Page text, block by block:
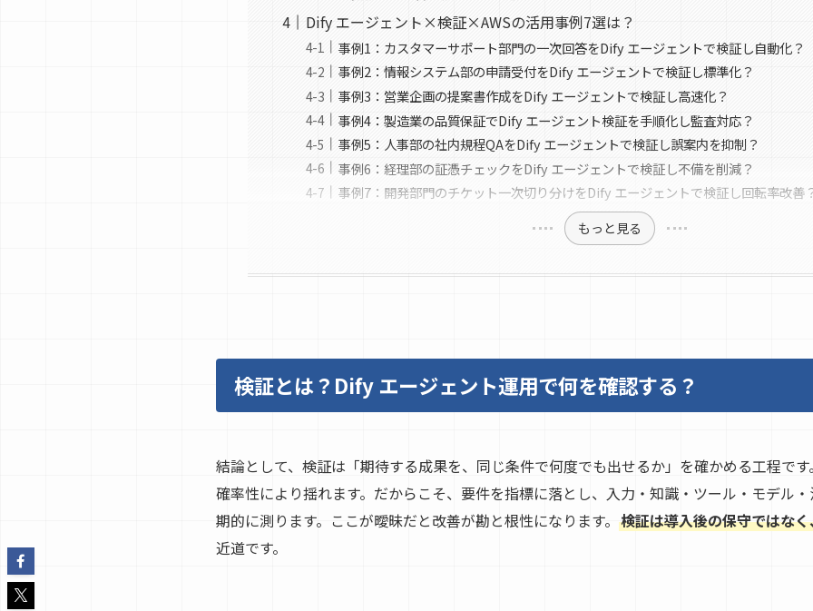
Dify エージェント×検証×AWSの活用事例7選は？
事例1：カスタマーサポート部門の一次回答をDify エージェントで検証し自動化？
事例2：情報システム部の申請受付をDify エージェントで検証し標準化？
事例3：営業企画の提案書作成をDify エージェントで検証し高速化？
事例4：製造業の品質保証でDify エージェント検証を手順化し監査対応？
事例5：人事部の社内規程QAをDify エージェントで検証し誤案内を抑制？
事例6：経理部の証憑チェックをDify エージェントで検証し不備を削減？
事例7：開発部門のチケット一次切り分けをDify エージェントで検証し回転率改善
もっと見る
検証とは？Dify エージェント運用で何を確認する？
結論として、検証は「期待する成果を、同じ条件で何度でも出せるか」を確かめる工程で
確率性により揺れます。だからこそ、要件を指標に落とし、入力・知識・ツール・モデル
期的に測ります。ここが曖昧だと改善が勘と根性になります。 検証は導入後の保守ではな
近道です。